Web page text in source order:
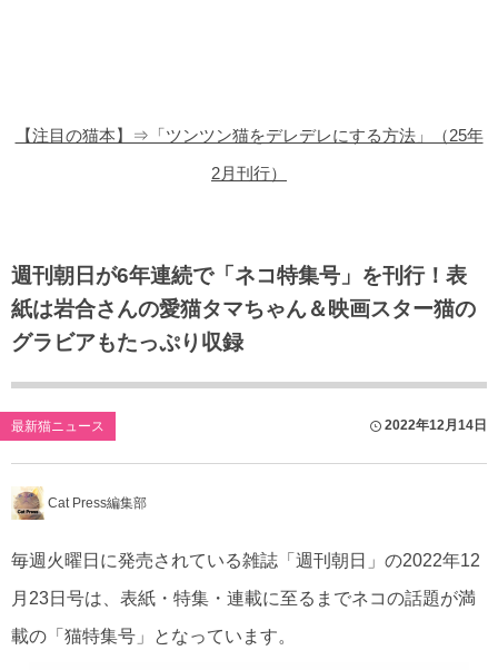
【注目の猫本】⇒「ツンツン猫をデレデレにする方法」（25年
2月刊行）
週刊朝日が6年連続で「ネコ特集号」を刊行！表
紙は岩合さんの愛猫タマちゃん＆映画スター猫の
グラビアもたっぷり収録
最新猫ニュース 2022年12月14日
Cat Press編集部
毎週火曜日に発売されている雑誌「週刊朝日」の2022年12
月23日号は、表紙・特集・連載に至るまでネコの話題が満
載の「猫特集号」となっています。
猫のゲーム・アプリ
猫のフリー写真素材